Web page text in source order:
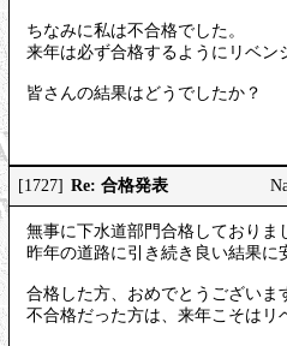
ちなみに私は不合格でした。
来年は必ず合格するようにリベン
皆さんの結果はどうでしたか？
[1727] Re: 合格発表
無事に下水道部門合格しておりま
昨年の道路に引き続き良い結果に
合格した方、おめでとうございま
不合格だった方は、来年こそはリ